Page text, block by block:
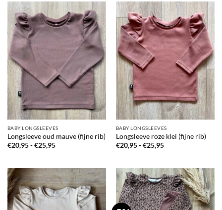
BABY LONGSLEEVES
Longsleeve oud mauve (fijne rib)
€20,95 - €25,95Prijsklasse:
BABY LONGSLEEVES
Longsleeve roze klei (fijne rib)
€20,95 - €25,95Prijsklasse: